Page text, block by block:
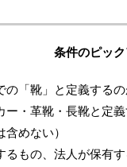
ックアッ
の「靴」と定義する
・革靴・長靴と定
めない）
るもの、法人が保有